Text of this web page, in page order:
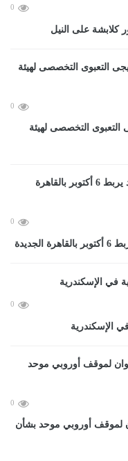
0
كلابشة على النيل
0
التعبوى التخصصى لهيئة
0
0
الإسكندرية
0
لموقف أوروبي موحد بشأن